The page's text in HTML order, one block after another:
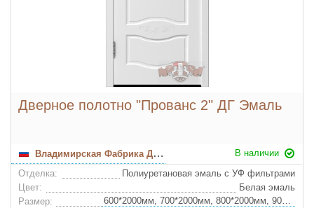
Дверное полотно "Прованс 2" ДГ Эмаль
Владимирская Фабрика Дверей
В наличии
Отделка:
Полиуретановая эмаль с УФ фильтрами
Цвет:
Белая эмаль
Размер:
600*2000мм, 700*2000мм, 800*2000мм, 900*2000мм